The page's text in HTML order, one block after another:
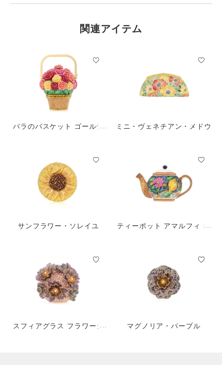
関連アイテム
バラのバスケット ゴールデ
ミニ・ヴェネチアン・メドウ
サンフラワー・ソレイユ
ティーポット アマルフィ レ
スフィアグラス フラワーシ
マグノリア・パープル